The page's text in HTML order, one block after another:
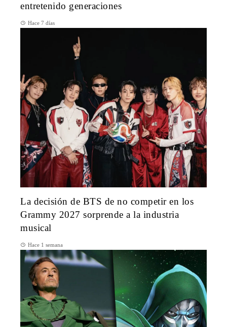
entretenido generaciones
Hace 7 días
La decisión de BTS de no competir en los
Grammy 2027 sorprende a la industria
musical
Hace 1 semana